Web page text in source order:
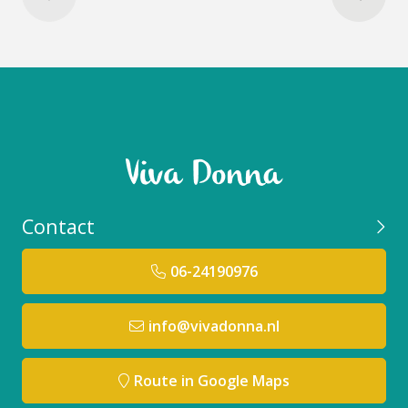
biologische castorolie laat Zao Make-Up Pearly
Bovendien hydrateren en beschermen ze je lippen.
Deze matte lipsticks voelen zacht aan.
Geschikt voor huidtype:
ZAO Lipproducten zijn geschikt voor ieder huidtype
zelfs de meest gevoelige huid en ogen.
Niet gebruiken bij:
Contact
06-24190976
info@vivadonna.nl
Route in Google Maps